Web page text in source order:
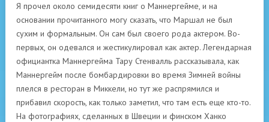
Я прочел около семидесяти книг о Маннергейме, и на
основании прочитанного могу сказать, что Маршал не был
сухим и формальным. Он сам был своего рода актером. Во-
первых, он одевался и жестикулировал как актер. Легендарная
официантка Маннергейма Тару Стенвалль рассказывала, как
Маннергейм после бомбардировки во время Зимней войны
плелся в ресторан в Миккели, но тут же распрямился и
прибавил скорость, как только заметил, что там есть еще кто-то.
На фотографиях, сделанных в Швеции и финском Ханко